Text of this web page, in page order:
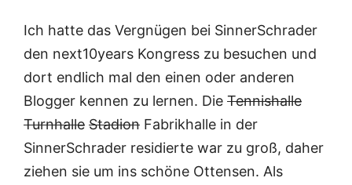
Ich hatte das Vergnügen bei SinnerSchrader
den next10years Kongress zu besuchen und
dort endlich mal den einen oder anderen
Blogger kennen zu lernen. Die Tennishalle
Turnhalle Stadion Fabrikhalle in der
SinnerSchrader residierte war zu groß, daher
ziehen sie um ins schöne Ottensen. Als